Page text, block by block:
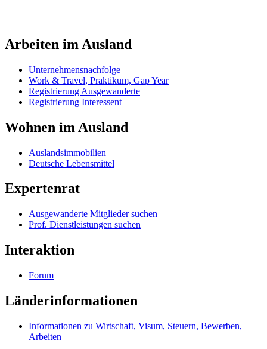
Arbeiten im Ausland
Unternehmensnachfolge
Work & Travel, Praktikum, Gap Year
Registrierung Ausgewanderte
Registrierung Interessent
Wohnen im Ausland
Auslandsimmobilien
Deutsche Lebensmittel
Expertenrat
Ausgewanderte Mitglieder suchen
Prof. Dienstleistungen suchen
Interaktion
Forum
Länderinformationen
Informationen zu Wirtschaft, Visum, Steuern, Bewerben,
Arbeiten